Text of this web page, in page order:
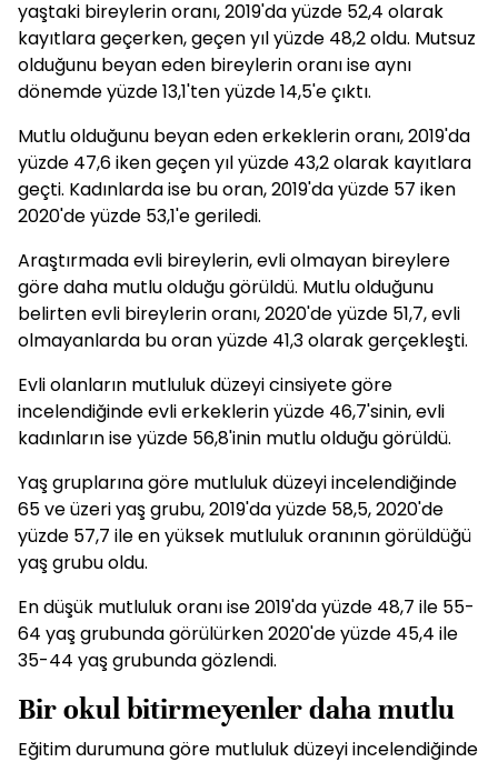
yaştaki bireylerin oranı, 2019'da yüzde 52,4 olarak
kayıtlara geçerken, geçen yıl yüzde 48,2 oldu. Mutsuz
olduğunu beyan eden bireylerin oranı ise aynı
dönemde yüzde 13,1'ten yüzde 14,5'e çıktı.
Mutlu olduğunu beyan eden erkeklerin oranı, 2019'da
yüzde 47,6 iken geçen yıl yüzde 43,2 olarak kayıtlara
geçti. Kadınlarda ise bu oran, 2019'da yüzde 57 iken
2020'de yüzde 53,1'e geriledi.
Araştırmada evli bireylerin, evli olmayan bireylere
göre daha mutlu olduğu görüldü. Mutlu olduğunu
belirten evli bireylerin oranı, 2020'de yüzde 51,7, evli
olmayanlarda bu oran yüzde 41,3 olarak gerçekleşti.
Evli olanların mutluluk düzeyi cinsiyete göre
incelendiğinde evli erkeklerin yüzde 46,7'sinin, evli
kadınların ise yüzde 56,8'inin mutlu olduğu görüldü.
Yaş gruplarına göre mutluluk düzeyi incelendiğinde
65 ve üzeri yaş grubu, 2019'da yüzde 58,5, 2020'de
yüzde 57,7 ile en yüksek mutluluk oranının görüldüğü
yaş grubu oldu.
En düşük mutluluk oranı ise 2019'da yüzde 48,7 ile 55-
64 yaş grubunda görülürken 2020'de yüzde 45,4 ile
35-44 yaş grubunda gözlendi.
Bir okul bitirmeyenler daha mutlu
Eğitim durumuna göre mutluluk düzeyi incelendiğinde